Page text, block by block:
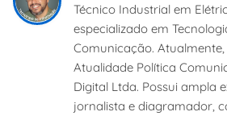
Técnico Industrial em
especializado em
Comunicação.
Atualidade Política
Digital Ltda. Possui ampla
jornalista e diagramador,